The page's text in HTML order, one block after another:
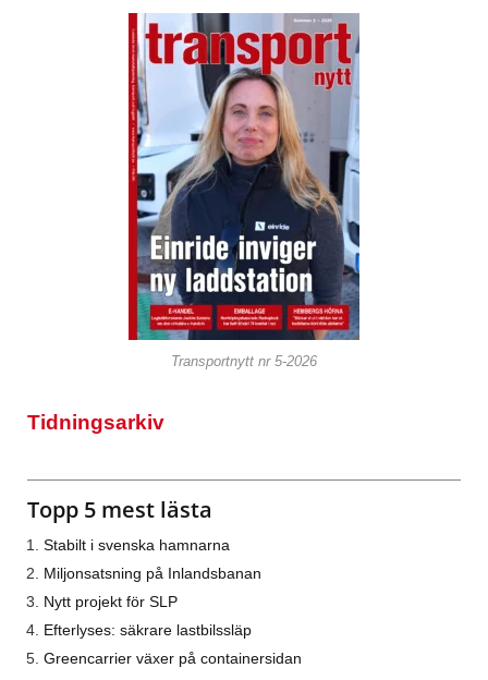
Transportnytt nr 5-2026
Tidningsarkiv
Topp 5 mest lästa
Stabilt i svenska hamnarna
Miljonsatsning på Inlandsbanan
Nytt projekt för SLP
Efterlyses: säkrare lastbilssläp
Greencarrier växer på containersidan